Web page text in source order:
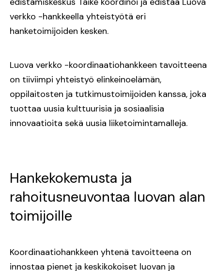
verkko -hankkeella yhteistyötä eri
hanketoimijoiden kesken.
Luova verkko -koordinaatiohankkeen tavoitteena
on tiiviimpi yhteistyö elinkeinoelämän,
oppilaitosten ja tutkimustoimijoiden kanssa, joka
tuottaa uusia kulttuurisia ja sosiaalisia
innovaatioita sekä uusia liiketoimintamalleja.
Hankekokemusta ja
rahoitusneuvontaa luovan alan
toimijoille
Koordinaatiohankkeen yhtenä tavoitteena on
innostaa pienet ja keskikokoiset luovan ja